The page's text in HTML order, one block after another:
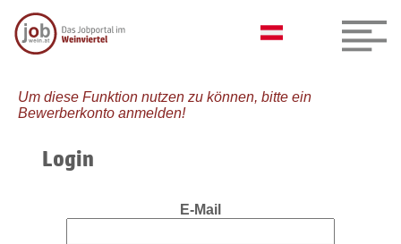
Um diese Funktion nutzen zu können, bitte ein
Bewerberkonto anmelden!
Login
E-Mail